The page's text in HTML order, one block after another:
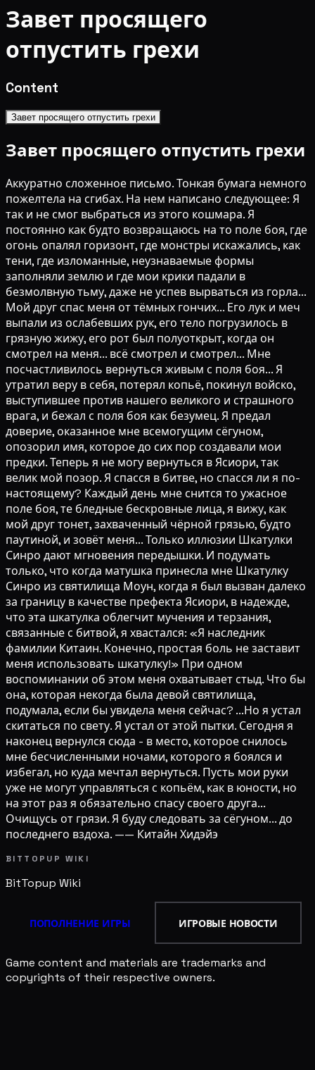
Завет просящего
отпустить грехи
Content
Завет просящего отпустить грехи
Завет просящего отпустить грехи
Аккуратно сложенное письмо. Тонкая бумага немного
пожелтела на сгибах. На нем написано следующее: Я
так и не смог выбраться из этого кошмара. Я
постоянно как будто возвращаюсь на то поле боя, где
огонь опалял горизонт, где монстры искажались, как
тени, где изломанные, неузнаваемые формы
заполняли землю и где мои крики падали в
безмолвную тьму, даже не успев вырваться из горла...
Мой друг спас меня от тёмных гончих... Его лук и меч
выпали из ослабевших рук, его тело погрузилось в
грязную жижу, его рот был полуоткрыт, когда он
смотрел на меня... всё смотрел и смотрел... Мне
посчастливилось вернуться живым с поля боя... Я
утратил веру в себя, потерял копьё, покинул войско,
выступившее против нашего великого и страшного
врага, и бежал с поля боя как безумец. Я предал
доверие, оказанное мне всемогущим сёгуном,
опозорил имя, которое до сих пор создавали мои
предки. Теперь я не могу вернуться в Ясиори, так
велик мой позор. Я спасся в битве, но спасся ли я по-
настоящему? Каждый день мне снится то ужасное
поле боя, те бледные бескровные лица, я вижу, как
мой друг тонет, захваченный чёрной грязью, будто
паутиной, и зовёт меня... Только иллюзии Шкатулки
Синро дают мгновения передышки. И подумать
только, что когда матушка принесла мне Шкатулку
Синро из святилища Моун, когда я был вызван далеко
за границу в качестве префекта Ясиори, в надежде,
что эта шкатулка облегчит мучения и терзания,
связанные с битвой, я хвастался: «Я наследник
фамилии Китаин. Конечно, простая боль не заставит
меня использовать шкатулку!» При одном
воспоминании об этом меня охватывает стыд. Что бы
она, которая некогда была девой святилища,
подумала, если бы увидела меня сейчас? ...Но я устал
скитаться по свету. Я устал от этой пытки. Сегодня я
наконец вернулся сюда - в место, которое снилось
мне бесчисленными ночами, которого я боялся и
избегал, но куда мечтал вернуться. Пусть мои руки
уже не могут управляться с копьём, как в юности, но
на этот раз я обязательно спасу своего друга...
Очищусь от грязи. Я буду следовать за сёгуном... до
последнего вздоха. —— Китайн Хидэйэ
BITTOPUP WIKI
BitTopup Wiki
ПОПОЛНЕНИЕ ИГРЫ ИГРОВЫЕ НОВОСТИ
Game content and materials are trademarks and
copyrights of their respective owners.